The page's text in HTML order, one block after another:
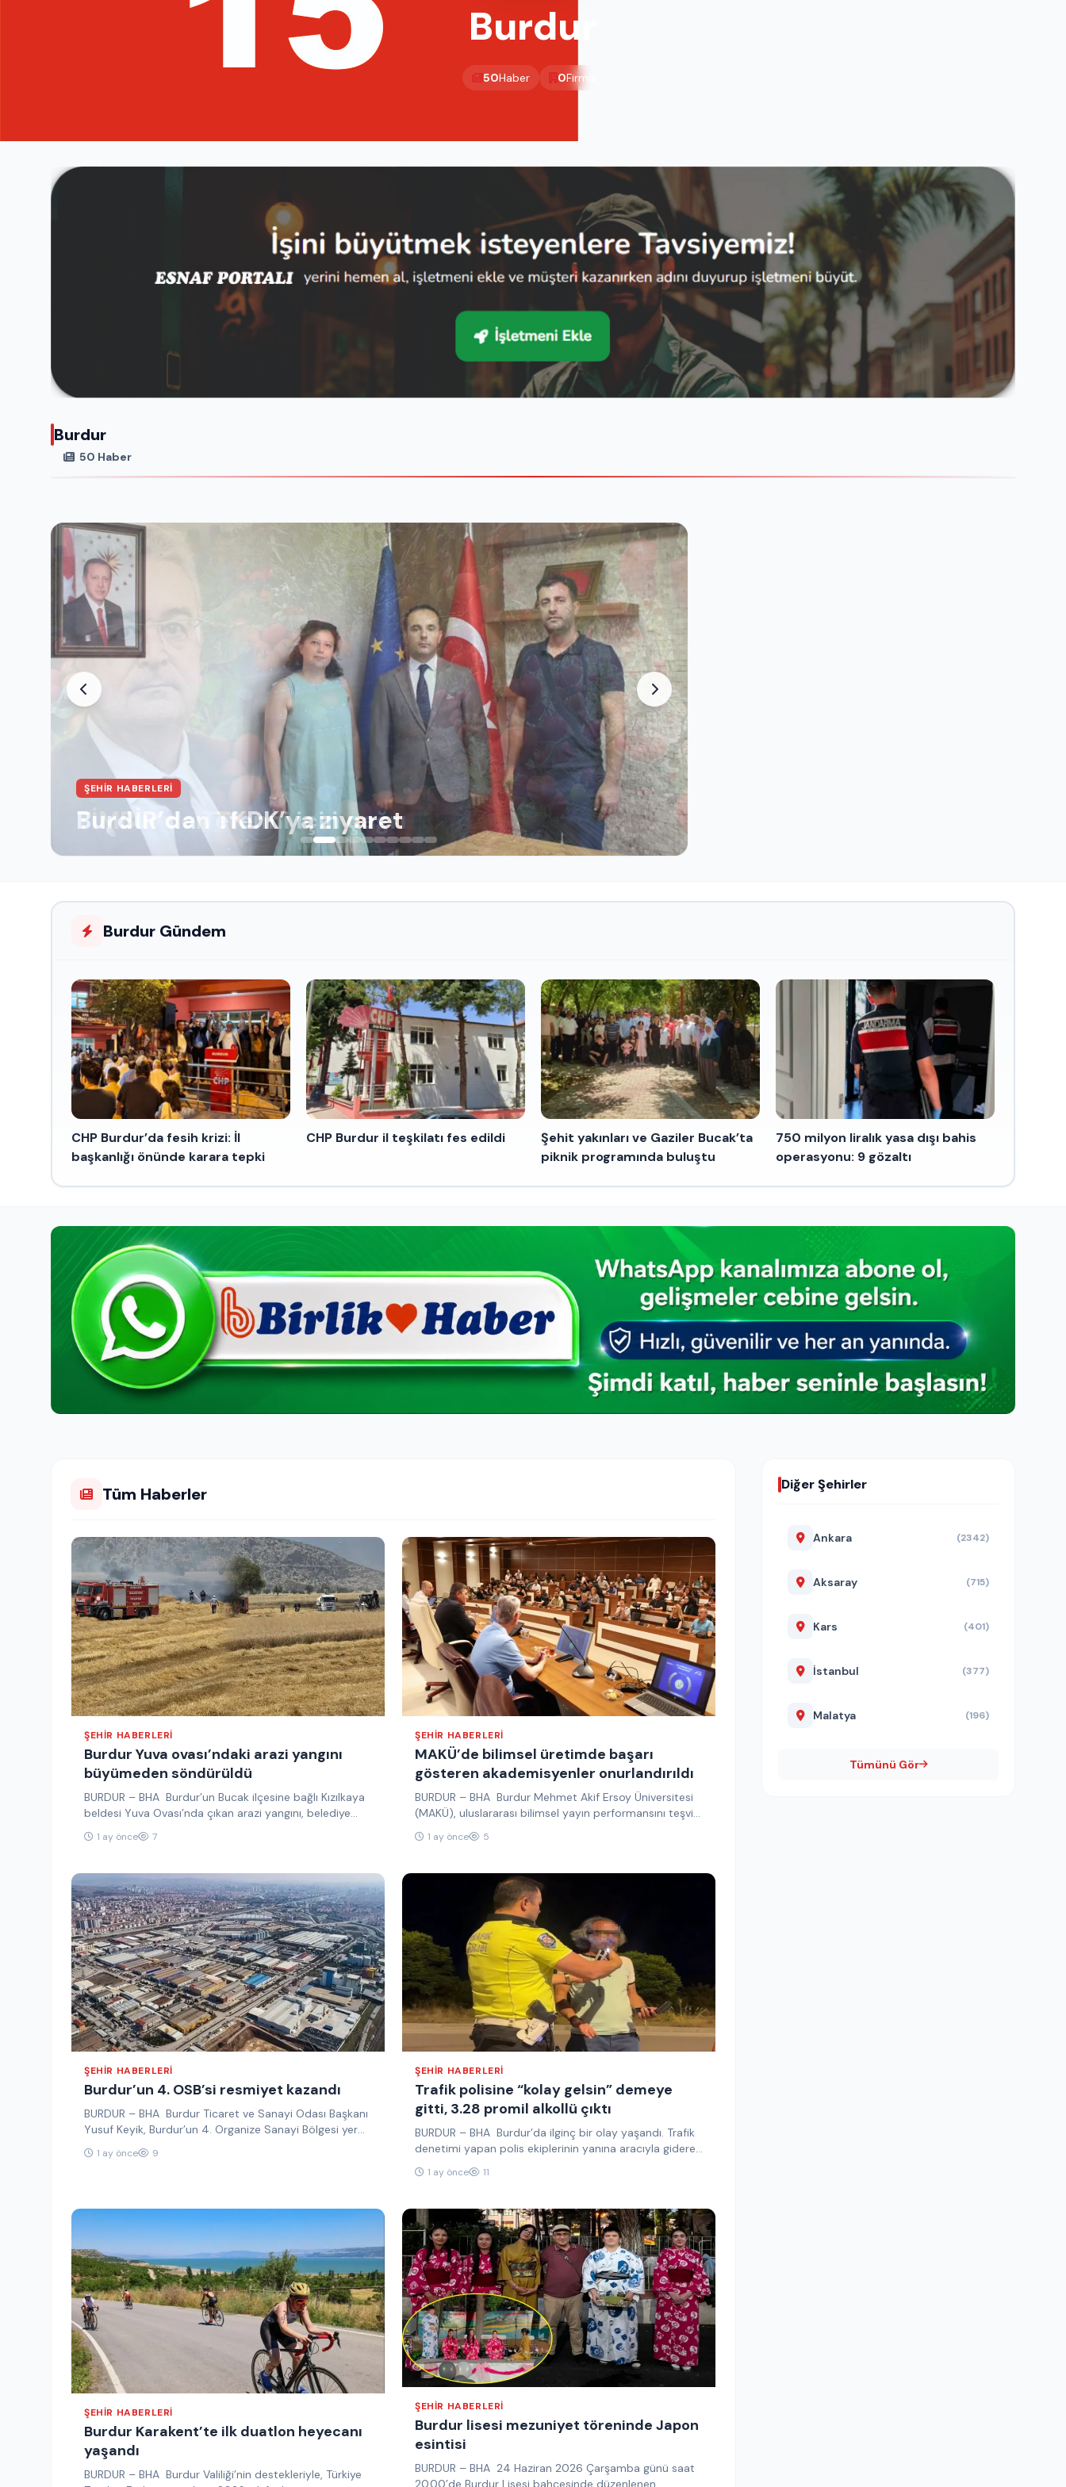
Burdur
50Haber 0Firma
Burdur
50 Haber
ŞEHIR HABERLERI
Burdur’da Tefenni için çağrı
Burdur Gündem
CHP Burdur’da fesih krizi: İl
başkanlığı önünde karara tepki
CHP Burdur il teşkilatı fes edildi
Şehit yakınları ve Gaziler Bucak’ta
piknik programında buluştu
750 milyon liralık yasa dışı bahis
operasyonu: 9 gözaltı
Tüm Haberler
ŞEHIR HABERLERI
Burdur Yuva ovası’ndaki arazi yangını
büyümeden söndürüldü
BURDUR – BHA Burdur’un Bucak ilçesine bağlı Kızılkaya
beldesi Yuva Ovası’nda çıkan arazi yangını, belediye
itfaiye ekiplerinin hızlı…
1 ay önce 7
ŞEHIR HABERLERI
MAKÜ’de bilimsel üretimde başarı
gösteren akademisyenler onurlandırıldı
BURDUR – BHA Burdur Mehmet Akif Ersoy Üniversitesi
(MAKÜ), uluslararası bilimsel yayın performansını teşvik
etmek amacıyla düzenlediği program…
1 ay önce 5
ŞEHIR HABERLERI
Burdur’un 4. OSB’si resmiyet kazandı
BURDUR – BHA Burdur Ticaret ve Sanayi Odası Başkanı
Yusuf Keyik, Burdur’un 4. Organize Sanayi Bölgesi yer
onayının…
1 ay önce 9
ŞEHIR HABERLERI
Trafik polisine “kolay gelsin” demeye
gitti, 3.28 promil alkollü çıktı
BURDUR – BHA Burdur’da ilginç bir olay yaşandı. Trafik
denetimi yapan polis ekiplerinin yanına aracıyla giderek
selam vermek…
1 ay önce 11
ŞEHIR HABERLERI
Burdur Karakent’te ilk duatlon heyecanı
yaşandı
BURDUR – BHA Burdur Valiliği’nin destekleriyle, Türkiye
ŞEHIR HABERLERI
Burdur lisesi mezuniyet töreninde Japon
esintisi
BURDUR – BHA 24 Haziran 2026 Çarşamba günü saat
20.00’de Burdur Lisesi bahçesinde düzenlenen
Diğer Şehirler
Ankara (2342)
Aksaray (715)
Kars (401)
İstanbul (377)
Malatya (196)
Tümünü Gör